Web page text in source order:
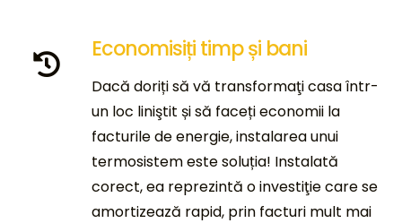
Economisiți timp și bani
Dacă doriți să vă transformaţi casa într-
un loc liniştit și să faceți economii la
facturile de energie, instalarea unui
termosistem este soluția! Instalată
corect, ea reprezintă o investiţie care se
amortizează rapid, prin facturi mult mai